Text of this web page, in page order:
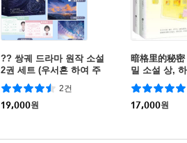
?? 쌍궤 드라마 원작 소설
2권 세트 (우서흔 하여 주
연)
2건
19,000원
暗格里的秘
밀 소설 상,
간체)
17,000원